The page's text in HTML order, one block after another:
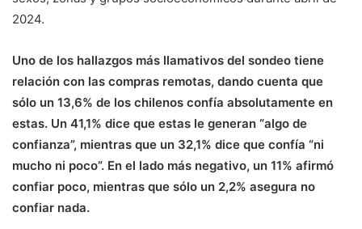
2024.
Uno de los hallazgos más llamativos del sondeo tiene
relación con las compras remotas, dando cuenta que
sólo un 13,6% de los chilenos confía absolutamente en
estas. Un 41,1% dice que estas le generan “algo de
confianza”, mientras que un 32,1% dice que confía “ni
mucho ni poco”. En el lado más negativo, un 11% afirmó
confiar poco, mientras que sólo un 2,2% asegura no
confiar nada.